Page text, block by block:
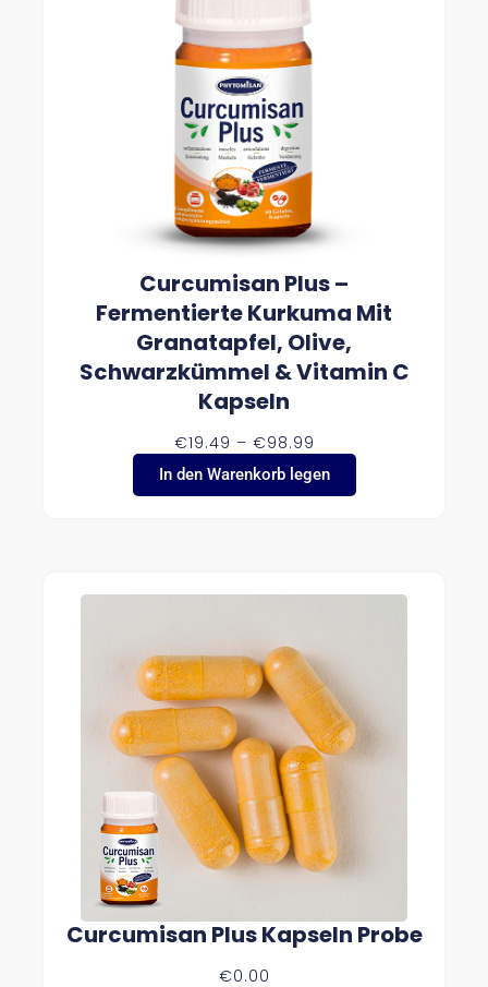
Curcumisan Plus –
Fermentierte Kurkuma Mit
Granatapfel, Olive,
Schwarzkümmel & Vitamin C
Kapseln
€19.49 – €98.99
R
E
I
N
€
1
9
.
4
9
B
I
S
€
9
8
.
9
In den Warenkorb legen
Curcumisan Plus Kapseln Probe
€0.00